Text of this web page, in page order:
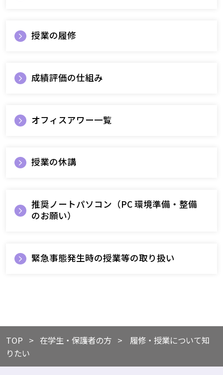
授業の履修
成績評価の仕組み
オフィスアワー一覧
授業の休講
推奨ノートパソコン（PC 環境準備・整備
のお願い）
緊急事態発生時の授業等の取り扱い
TOP ​在学生・保護者の方
履修・授業について知
りたい